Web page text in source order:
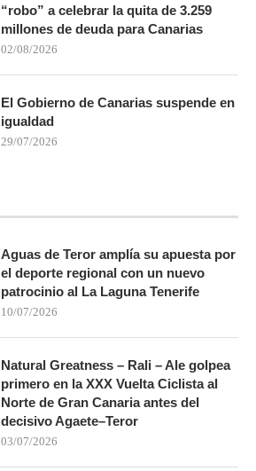
“robo” a celebrar la quita de 3.259
millones de deuda para Canarias
02/08/2026
El Gobierno de Canarias suspende en
igualdad
29/07/2026
Aguas de Teror amplía su apuesta por
el deporte regional con un nuevo
patrocinio al La Laguna Tenerife
10/07/2026
Natural Greatness – Rali – Ale golpea
primero en la XXX Vuelta Ciclista al
Norte de Gran Canaria antes del
decisivo Agaete–Teror
03/07/2026